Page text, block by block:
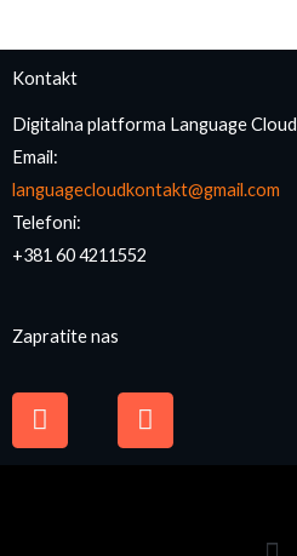
Kontakt
Digitalna platforma Language Cloud
Email:
languagecloudkontakt@gmail.com
Telefoni:
+381 60 4211552
Zapratite nas
a
c
n
s